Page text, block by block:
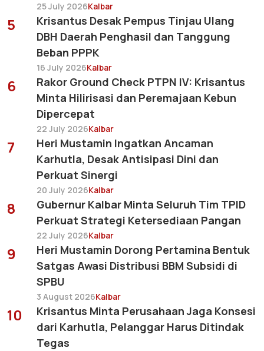
25 July 2026Kalbar
5
Krisantus Desak Pempus Tinjau Ulang
DBH Daerah Penghasil dan Tanggung
Beban PPPK
16 July 2026Kalbar
6
Rakor Ground Check PTPN IV: Krisantus
Minta Hilirisasi dan Peremajaan Kebun
Dipercepat
22 July 2026Kalbar
7
Heri Mustamin Ingatkan Ancaman
Karhutla, Desak Antisipasi Dini dan
Perkuat Sinergi
20 July 2026Kalbar
8
Gubernur Kalbar Minta Seluruh Tim TPID
Perkuat Strategi Ketersediaan Pangan
22 July 2026Kalbar
9
Heri Mustamin Dorong Pertamina Bentuk
Satgas Awasi Distribusi BBM Subsidi di
SPBU
3 August 2026Kalbar
10
Krisantus Minta Perusahaan Jaga Konsesi
dari Karhutla, Pelanggar Harus Ditindak
Tegas